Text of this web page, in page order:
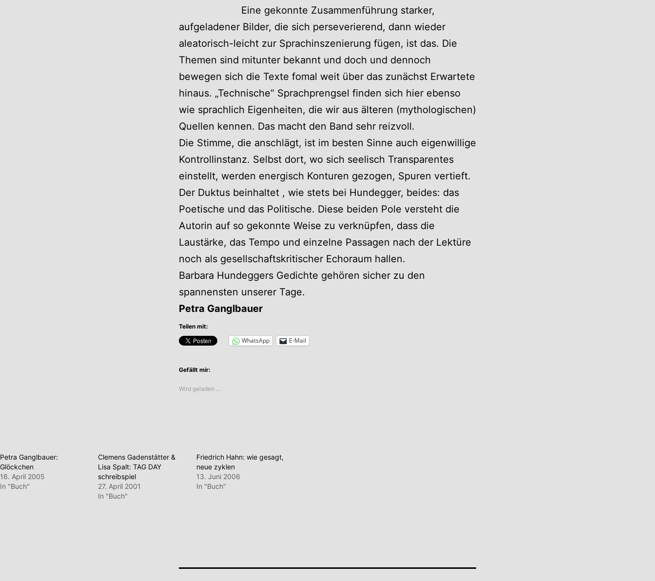
Eine gekonnte Zusammenführung starker,
aufgeladener Bilder, die sich perseverierend, dann wieder
aleatorisch-leicht zur Sprachinszenierung fügen, ist das. Die
Themen sind mitunter bekannt und doch und dennoch
bewegen sich die Texte fomal weit über das zunächst Erwartete
hinaus. „Technische“ Sprachprengsel finden sich hier ebenso
wie sprachlich Eigenheiten, die wir aus älteren (mythologischen)
Quellen kennen. Das macht den Band sehr reizvoll.
Die Stimme, die anschlägt, ist im besten Sinne auch eigenwillige
Kontrollinstanz. Selbst dort, wo sich seelisch Transparentes
einstellt, werden energisch Konturen gezogen, Spuren vertieft.
Der Duktus beinhaltet , wie stets bei Hundegger, beides: das
Poetische und das Politische. Diese beiden Pole versteht die
Autorin auf so gekonnte Weise zu verknüpfen, dass die
Laustärke, das Tempo und einzelne Passagen nach der Lektüre
noch als gesellschaftskritischer Echoraum hallen.
Barbara Hundeggers Gedichte gehören sicher zu den
spannensten unserer Tage.
Petra Ganglbauer
Teilen mit:
WhatsApp E-Mail
Gefällt mir:
Wird geladen …
Petra Ganglbauer:
Glöckchen
16. April 2005
In "Buch"
Clemens Gadenstätter &
Lisa Spalt: TAG DAY
schreibspiel
27. April 2001
In "Buch"
Friedrich Hahn: wie gesagt,
neue zyklen
13. Juni 2006
In "Buch"